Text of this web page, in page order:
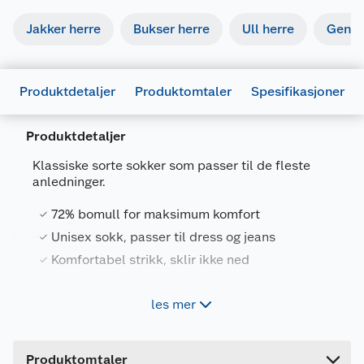
Jakker herre Bukser herre Ull herre
Produktdetaljer Produktomtaler Spesifikasjoner
Produktdetaljer
Klassiske sorte sokker som passer til de fleste
anledninger.
72% bomull for maksimum komfort
Unisex sokk, passer til dress og jeans
Komfortabel strikk, sklir ikke ned
Hudson hverdagssokk 5pk er klassiske sokker
les mer
Produktomtaler
Generelt
Artikkelnummer
7025180629677
Leverandørens
artikkelnummer
Størrelse
Farge